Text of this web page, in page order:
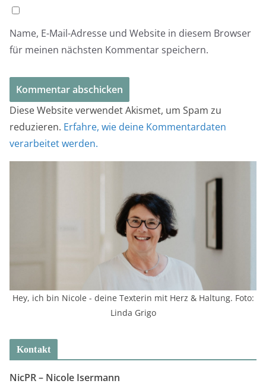
Name, E-Mail-Adresse und Website in diesem Browser
für meinen nächsten Kommentar speichern.
Diese Website verwendet Akismet, um Spam zu
reduzieren. Erfahre, wie deine Kommentardaten
verarbeitet werden.
Hey, ich bin Nicole - deine Texterin mit Herz & Haltung. Foto:
Linda Grigo
Kontakt
NicPR – Nicole Isermann